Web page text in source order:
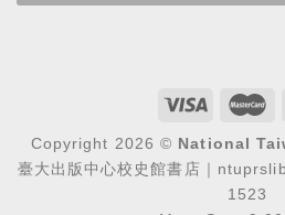
Copyright 2026 © National
臺大出版中心校史館書店｜
1523